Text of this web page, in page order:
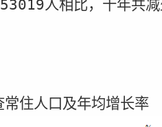
人相比，十年共
常住人口及年均增长率